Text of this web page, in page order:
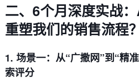
二、6个月深度实战
重塑我们的销售流程？
1. 场景一：从“广撒网”到“
索评分